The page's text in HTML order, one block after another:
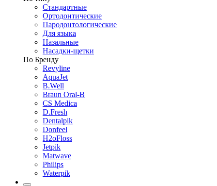
Стандартные
Ортодонтические
Пародонтологические
Для языка
Назальные
Насадки-щетки
По Бренду
Revyline
AquaJet
B.Well
Braun Oral-B
CS Medica
D.Fresh
Dentalpik
Donfeel
H2oFloss
Jetpik
Matwave
Philips
Waterpik